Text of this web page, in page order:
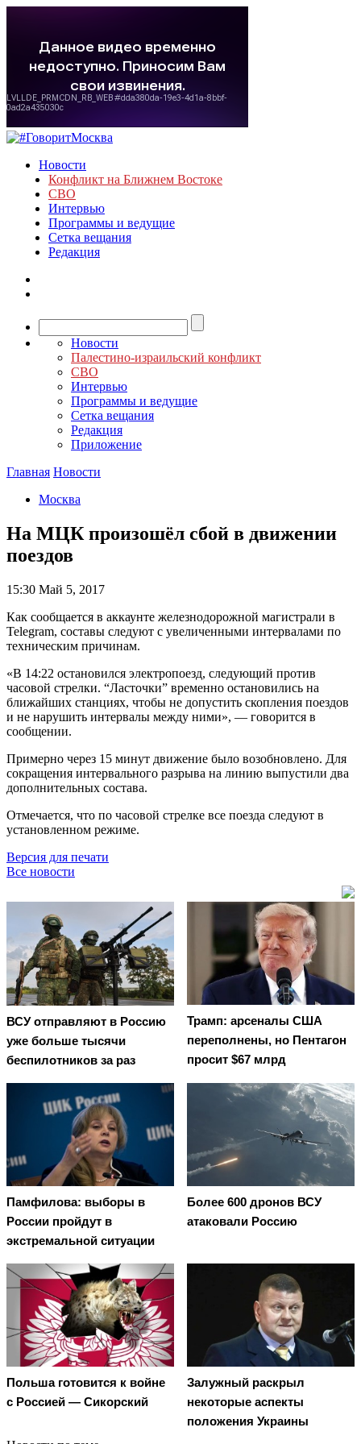
Новости
Конфликт на Ближнем Востоке
СВО
Интервью
Программы и ведущие
Сетка вещания
Редакция
Новости
Палестино-израильский конфликт
СВО
Интервью
Программы и ведущие
Сетка вещания
Редакция
Приложение
Главная Новости
Москва
На МЦК произошёл сбой в движении
поездов
15:30 Май 5, 2017
Как сообщается в аккаунте железнодорожной магистрали в
Telegram, составы следуют с увеличенными интервалами по
техническим причинам.
«В 14:22 остановился электропоезд, следующий против
часовой стрелки. “Ласточки” временно остановились на
ближайших станциях, чтобы не допустить скопления поездов
и не нарушить интервалы между ними», — говорится в
сообщении.
Примерно через 15 минут движение было возобновлено. Для
сокращения интервального разрыва на линию выпустили два
дополнительных состава.
Отмечается, что по часовой стрелке все поезда следуют в
установленном режиме.
Версия для печати
Все новости
ВСУ отправляют в Россию
уже больше тысячи
беспилотников за раз
Трамп: арсеналы США
переполнены, но Пентагон
просит $67 млрд
Памфилова: выборы в
России пройдут в
экстремальной ситуации
Более 600 дронов ВСУ
атаковали Россию
Польша готовится к войне
с Россией — Сикорский
Залужный раскрыл
некоторые аспекты
положения Украины